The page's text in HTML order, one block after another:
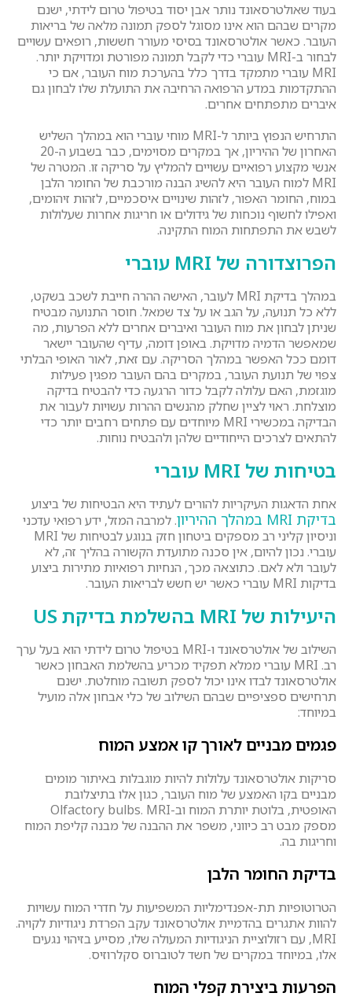
בעוד שאולטרסאונד נותר אבן יסוד בטיפול טרום לידתי, ישנם
מקרים שבהם הוא אינו מסוגל לספק תמונה מלאה של בריאות
העובר. כאשר אולטרסאונד בסיסי מעורר חששות, רופאים עשויים
לבחור ב-MRI עוברי כדי לקבל תמונה מפורטת ומדויקת יותר.
MRI עוברי מתמקד בדרך כלל בהערכת מוח העובר, אם כי
ההתקדמות במדע הרפואה הרחיבה את התועלת שלו לבחון גם
איברים מתפתחים אחרים.
התרחיש הנפוץ ביותר ל-MRI מוחי עוברי הוא במהלך השליש
האחרון של ההיריון, אך במקרים מסוימים, כבר בשבוע ה-20
אנשי מקצוע רפואיים עשויים להמליץ על סריקה זו. המטרה של
MRI למוח העובר היא להשיג הבנה מורכבת של החומר הלבן
במוח, החומר האפור, לזהות שינויים איסכמיים, לזהות זיהומים,
ואפילו לחשוף נוכחות של גידולים או חריגות אחרות שעלולות
לשבש את התפתחות המוח התקינה.
הפרוצדורה של MRI עוברי
במהלך בדיקת MRI לעובר, האישה ההרה חייבת לשכב בשקט,
ללא כל תנועה, על הגב או על צד שמאל. חוסר התנועה מבטיח
שניתן לבחון את מוח העובר ואיברים אחרים ללא הפרעות, מה
שמאפשר הדמיה מדויקת. באופן דומה, עדיף שהעובר יישאר
דומם ככל האפשר במהלך הסריקה. עם זאת, לאור האופי הבלתי
צפוי של תנועת העובר, במקרים בהם העובר מפגין פעילות
מוגזמת, האם עלולה לקבל כדור הרגעה כדי להבטיח בדיקה
מוצלחת. ראוי לציין שחלק מהנשים ההרות עשויות לעבור את
הבדיקה במכשירי MRI מיוחדים עם פתחים רחבים יותר כדי
להתאים לצרכים הייחודיים שלהן ולהבטיח נוחות.
בטיחות של MRI עוברי
אחת הדאגות העיקריות להורים לעתיד היא הבטיחות של ביצוע
בדיקת MRI במהלך ההיריון
. למרבה המזל, ידע רפואי עדכני
וניסיון קליני רב מספקים ביטחון חזק בנוגע לבטיחות של MRI
עוברי. נכון להיום, אין סכנה מתועדת הקשורה בהליך זה, לא
לעובר ולא לאם. כתוצאה מכך, הנחיות רפואיות מתירות ביצוע
בדיקות MRI עוברי כאשר יש חשש לבריאות העובר.
היעילות של MRI בהשלמת בדיקת US
השילוב של אולטרסאונד ו-MRI בטיפול טרום לידתי הוא בעל ערך
רב. MRI עוברי ממלא תפקיד מכריע בהשלמת האבחון כאשר
אולטרסאונד לבדו אינו יכול לספק תשובה מוחלטת. ישנם
תרחישים ספציפיים שבהם השילוב של כלי אבחון אלה מועיל
במיוחד:
פגמים מבניים לאורך קו אמצע המוח
סריקות אולטרסאונד עלולות להיות מוגבלות באיתור מומים
מבניים בקו האמצע של מוח העובר, כגון אלו בתיצלובת
האופטית, בלוטת יותרת המוח וב-Olfactory bulbs. MRI
מספק מבט רב כיווני, משפר את ההבנה של מבנה קליפת המוח
וחריגות בה.
בדיקת החומר הלבן
הטרוטופיות תת-אפנדימליות המשפיעות על חדרי המוח עשויות
להוות אתגרים בהדמיית אולטרסאונד עקב הפרדת ניגודיות לקויה.
MRI, עם רזולוציית הניגודיות המעולה שלו, מסייע בזיהוי נגעים
אלו, במיוחד במקרים של חשד לטוברוס סקלרוזיס.
הפרעות ביצירת קפלי המוח